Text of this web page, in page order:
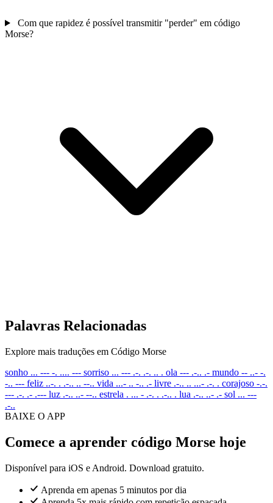
Com que rapidez é possível transmitir "perder" em código
Morse?
Palavras Relacionadas
Explore mais traduções em Código Morse
sonho ... --- -. .... --- sorriso ... --- .-. .-. .. . ola --- .-.. .- mundo -- ..- -.
-.. --- feliz ..-. . .-.. .. --.. vida ...- .. -.. .- livre .-.. .. ...- .-. . corajoso -.-.
--- .-. .- .--- luz .-.. ..- --.. estrela . ... - .-. . .-.. . lua .-.. ..- .- sol ... ---
.-..
BAIXE O APP
Comece a aprender código Morse hoje
Disponível para iOS e Android. Download gratuito.
Aprenda em apenas 5 minutos por dia